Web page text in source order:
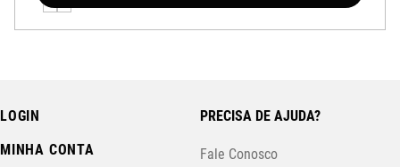
LOGIN
MINHA CONTA
PRECISA DE AJUDA?
Fale Conosco